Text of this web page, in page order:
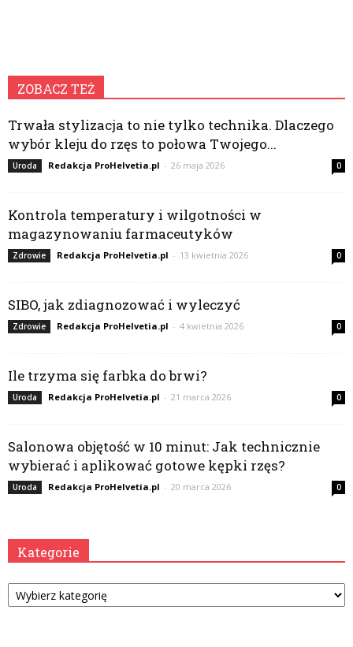
ZOBACZ TEŻ
Trwała stylizacja to nie tylko technika. Dlaczego
wybór kleju do rzęs to połowa Twojego...
Uroda Redakcja ProHelvetia.pl - 26 maja 2026 0
Kontrola temperatury i wilgotności w
magazynowaniu farmaceutyków
Zdrowie Redakcja ProHelvetia.pl - 13 kwietnia 2026 0
SIBO, jak zdiagnozować i wyleczyć
Zdrowie Redakcja ProHelvetia.pl - 4 kwietnia 2026 0
Ile trzyma się farbka do brwi?
Uroda Redakcja ProHelvetia.pl - 21 marca 2026 0
Salonowa objętość w 10 minut: Jak technicznie
wybierać i aplikować gotowe kępki rzęs?
Uroda Redakcja ProHelvetia.pl - 20 marca 2026 0
Kategorie
Kategorie